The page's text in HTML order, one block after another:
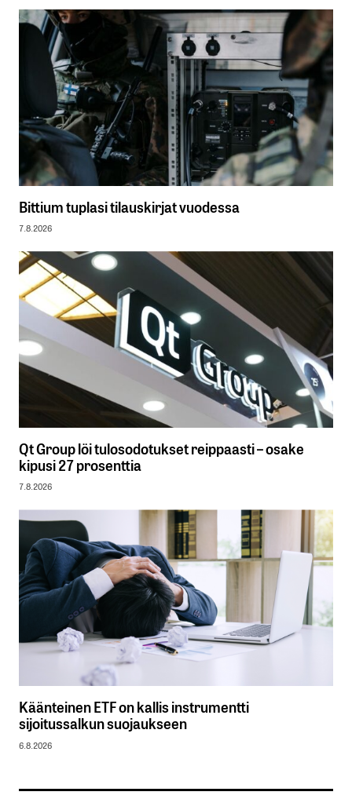
Bittium tuplasi tilauskirjat vuodessa
7.8.2026
Qt Group löi tulosodotukset reippaasti – osake
kipusi 27 prosenttia
7.8.2026
Käänteinen ETF on kallis instrumentti
sijoitussalkun suojaukseen
6.8.2026